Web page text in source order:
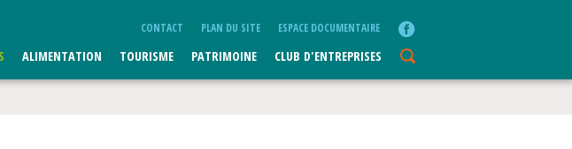
ALIMENTATION TOURISME PATRIMOINE CLUB D'ENTREPRISES
CONTACT PLAN DU SITE ESPACE DOCUMENTAIRE